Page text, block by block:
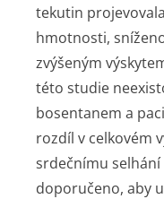
tekutin
hmotnosti,
zvýšeným
této studie
bosentanem a
rozdíl v celkovém
srdečnímu
doporučeno, aby